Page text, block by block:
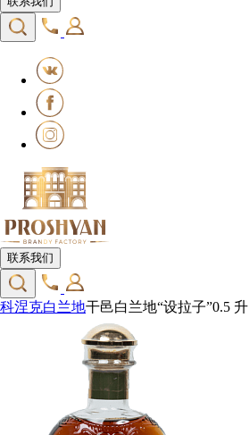
联系我们
科涅克白兰地干邑白兰地“设拉子”0.5 升